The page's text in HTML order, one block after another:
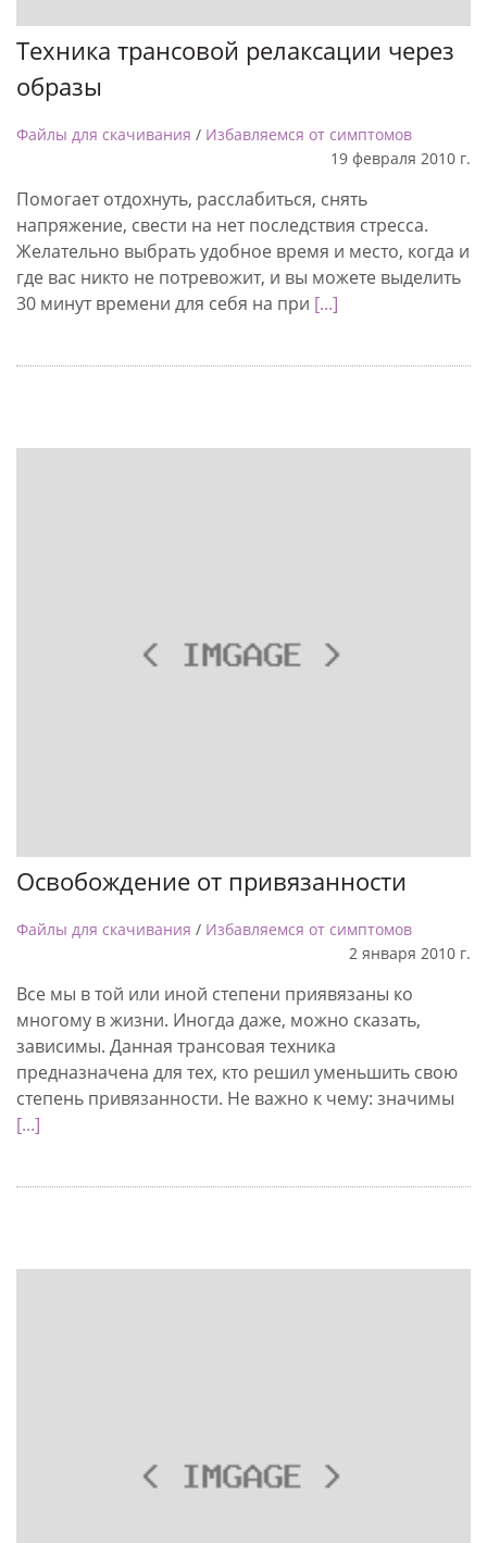
Техника трансовой релаксации через
образы
Файлы для скачивания / Избавляемся от симптомов
19 февраля 2010 г.
Помогает отдохнуть, расслабиться, снять
напряжение, свести на нет последствия стресса.
Желательно выбрать удобное время и место, когда и
где вас никто не потревожит, и вы можете выделить
30 минут времени для себя на при [...]
Освобождение от привязанности
Файлы для скачивания / Избавляемся от симптомов
2 января 2010 г.
Все мы в той или иной степени приявязаны ко
многому в жизни. Иногда даже, можно сказать,
зависимы. Данная трансовая техника
предназначена для тех, кто решил уменьшить свою
степень привязанности. Не важно к чему: значимы
[...]